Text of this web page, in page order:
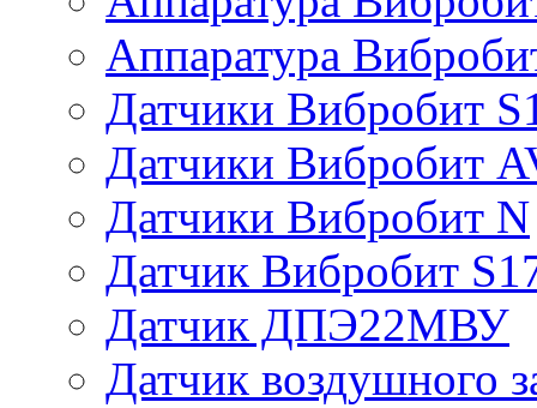
Аппаратура
Датчики Вибробит
Датчики Вибробит
Датчики Вибробит N
Датчик Вибробит
Датчик ДПЭ22МВУ
Датчик воздушного